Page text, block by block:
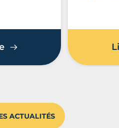
Examens 2026 : les CFA
ACTUALITÉS